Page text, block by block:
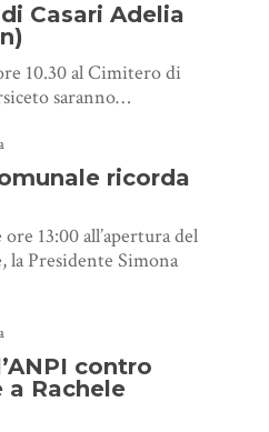
Casari Adelia
10.30 al Cimitero di
saranno…
ricorda
13:00 all’apertura del
la Presidente Simona
contro
a Rachele